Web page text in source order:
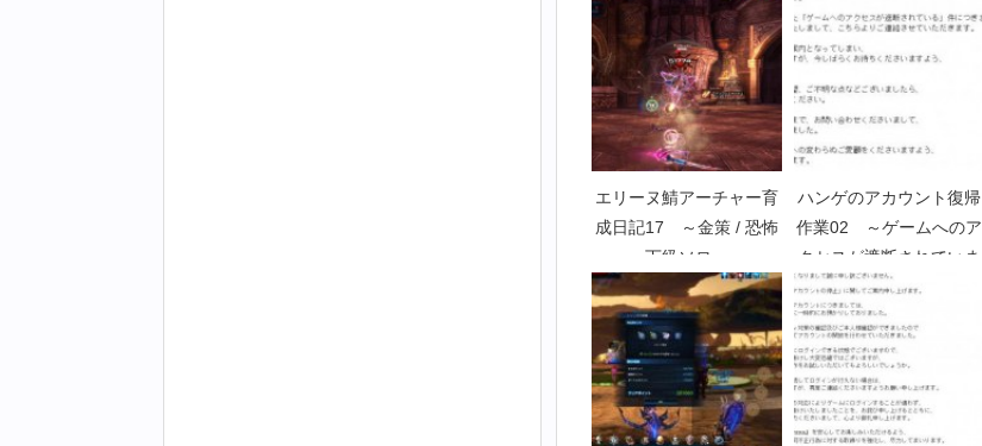
エリーヌ鯖アーチャー育
成日記17 ～金策 / 恐怖
下級ソロ～
ハンゲのアカウント復帰
作業02 ～ゲームへのア
クセスが遮断されていま
す～